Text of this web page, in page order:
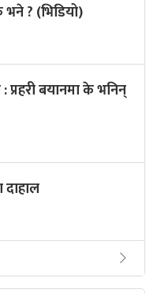
? (भिडियो)
प्रहरी बयानमा के भनिन्
दाहाल